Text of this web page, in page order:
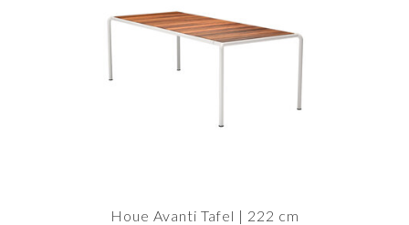
Houe Avanti Tafel | 222 cm